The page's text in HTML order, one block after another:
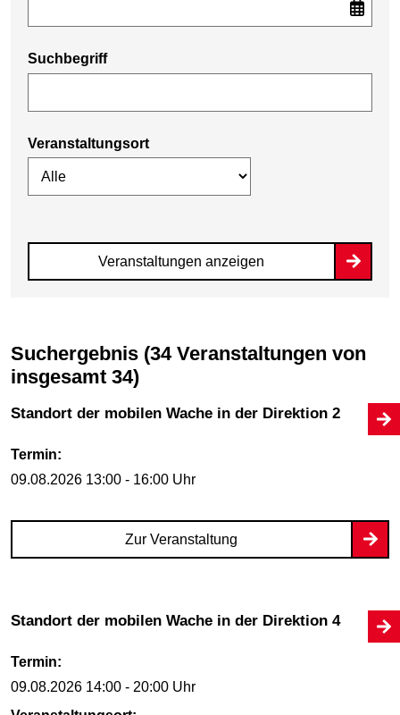
Suchbegriff
Veranstaltungsort
Veranstaltungen anzeigen
Suchergebnis (34 Veranstaltungen von
insgesamt 34)
Standort der mobilen Wache in der Direktion 2
Termin:
09.08.2026 13:00 - 16:00 Uhr
Zur Veranstaltung
Standort der mobilen Wache in der Direktion 4
Termin:
09.08.2026 14:00 - 20:00 Uhr